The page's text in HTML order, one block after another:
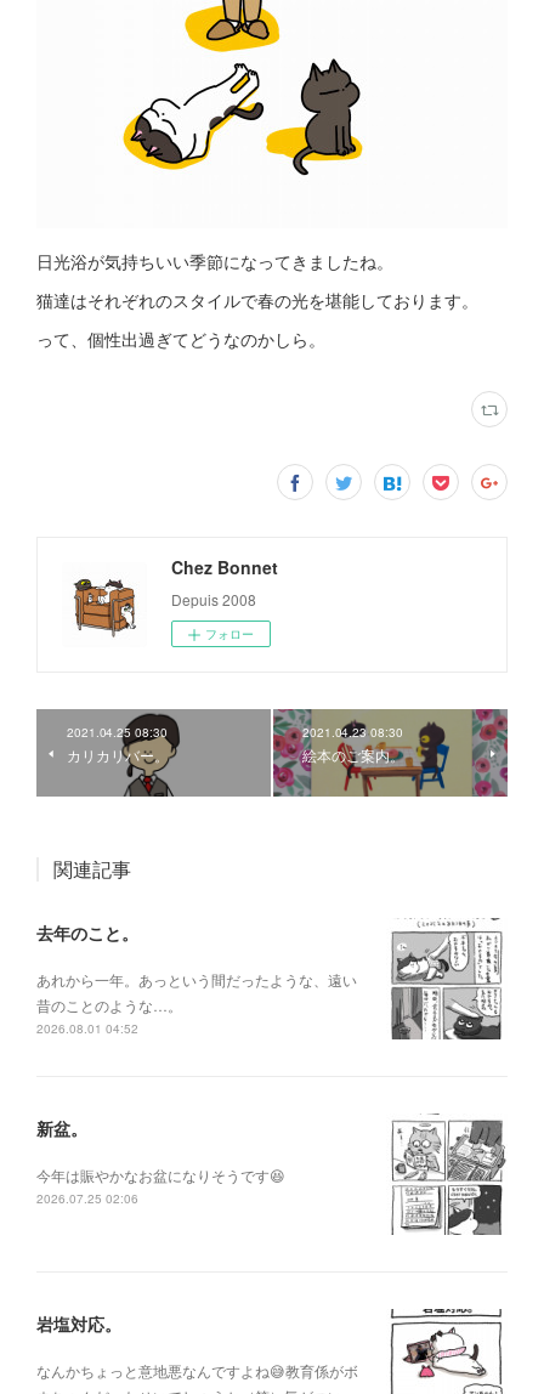
日光浴が気持ちいい季節になってきましたね。
猫達はそれぞれのスタイルで春の光を堪能しております。
って、個性出過ぎてどうなのかしら。
Chez Bonnet
Depuis 2008
フォロー
2021.04.25 08:30
カリカリバー。
2021.04.23 08:30
絵本のご案内。
関連記事
去年のこと。
あれから一年。あっという間だったような、遠い
昔のことのような…。
2026.08.01 04:52
新盆。
今年は賑やかなお盆になりそうです😆
2026.07.25 02:06
岩塩対応。
なんかちょっと意地悪なんですよね😅教育係がボ